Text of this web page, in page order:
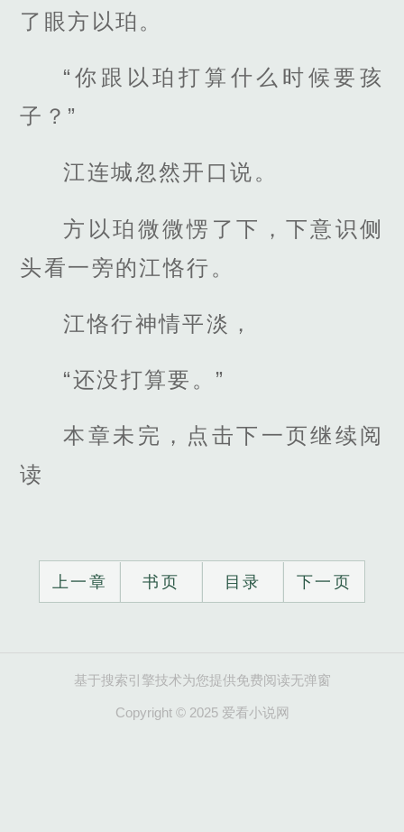
了眼方以珀。
“你跟以珀打算什么时候要孩
子？”
江连城忽然开口说。
方以珀微微愣了下，下意识侧
头看一旁的江恪行。
江恪行神情平淡，
“还没打算要。”
本章未完，点击下一页继续阅
读
上一章 书页 目录 下一页
基于搜索引擎技术为您提供免费阅读无弹窗
Copyright © 2025 爱看小说网